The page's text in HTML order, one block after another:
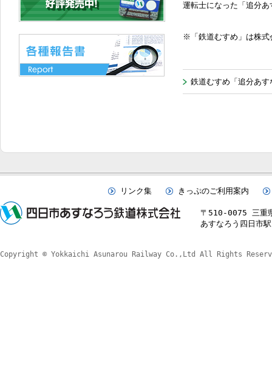
運転士になった「追分
※「鉄道むすめ」は株式
鉄道むすめ「追分あ
〒510-0075 三重
あすなろう四日
リンク集 きっぷのご利用案内
Copyright © Yokkaichi Asunarou Railway Co.,Ltd All Rights